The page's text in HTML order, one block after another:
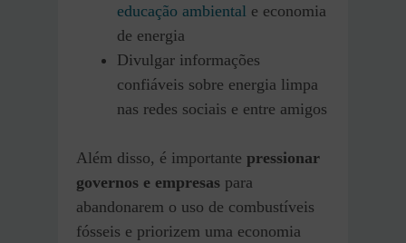
educação ambiental e economia
de energia
Divulgar informações
confiáveis sobre energia limpa
nas redes sociais e entre amigos
Além disso, é importante pressionar
governos e empresas para
abandonarem o uso de combustíveis
fósseis e priorizem uma economia